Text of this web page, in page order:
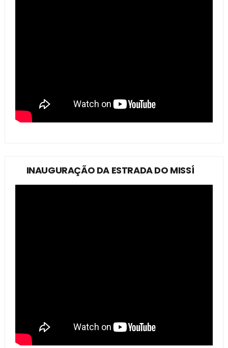
INAUGURAÇÃO DA ESTRADA DO MISSÍ